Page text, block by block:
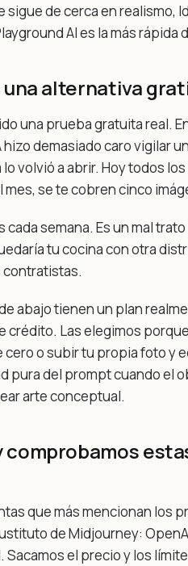
sigue de cerca en realismo,
AI es la más rápida
una alternativa
una prueba gratuita real.
demasiado caro vigilar
volvió a abrir. Hoy todos
mes, se te cobren cinco
cada semana. Es un mal
tu cocina con otra
abajo tienen un plan
crédito. Las elegimos
o subir tu propia foto y
pura del prompt cuando el
arte conceptual.
comprobamos
que más mencionan los
de Midjourney:
Sacamos el precio y los